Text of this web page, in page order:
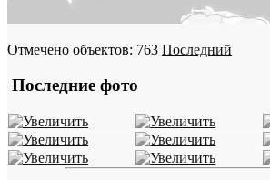
Отмечено объектов: 763 Последний
Последние фото